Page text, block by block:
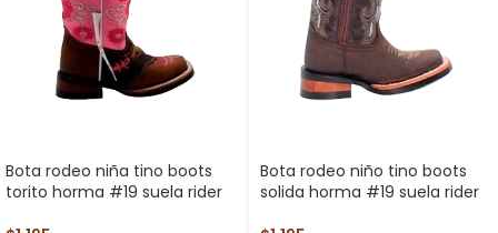
Bota rodeo niña tino boots
torito horma #19 suela rider
Bota rodeo niño tino boots
solida horma #19 suela rider